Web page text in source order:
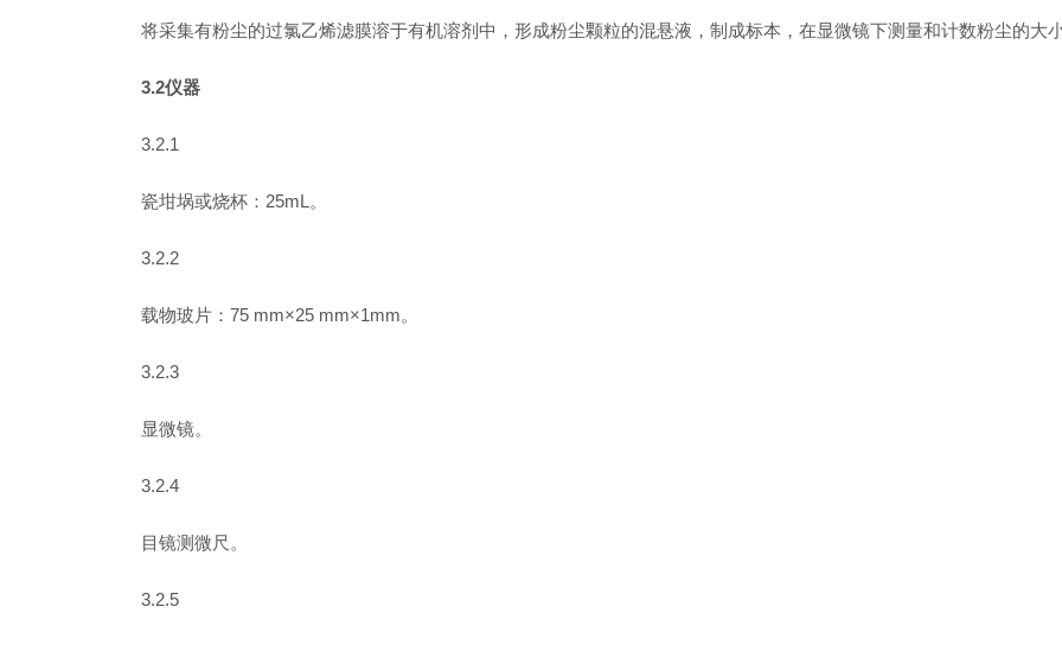
将采集有粉尘的过氯乙烯滤膜溶于有机溶剂中，形成粉尘颗粒的混悬液，制成标本，在显微镜下测量和计数粉尘的大
3.2仪器
3.2.1
瓷坩埚或烧杯：25mL。
3.2.2
载物玻片：75 mm×25 mm×1mm。
3.2.3
显微镜。
3.2.4
目镜测微尺。
3.2.5